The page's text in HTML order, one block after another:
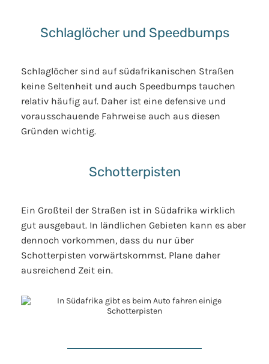
Schlaglöcher und Speedbumps
Schlaglöcher sind auf südafrikanischen Straßen
keine Seltenheit und auch Speedbumps tauchen
relativ häufig auf. Daher ist eine defensive und
vorausschauende Fahrweise auch aus diesen
Gründen wichtig.
Schotterpisten
Ein Großteil der Straßen ist in Südafrika wirklich
gut ausgebaut. In ländlichen Gebieten kann es aber
dennoch vorkommen, dass du nur über
Schotterpisten vorwärtskommst. Plane daher
ausreichend Zeit ein.